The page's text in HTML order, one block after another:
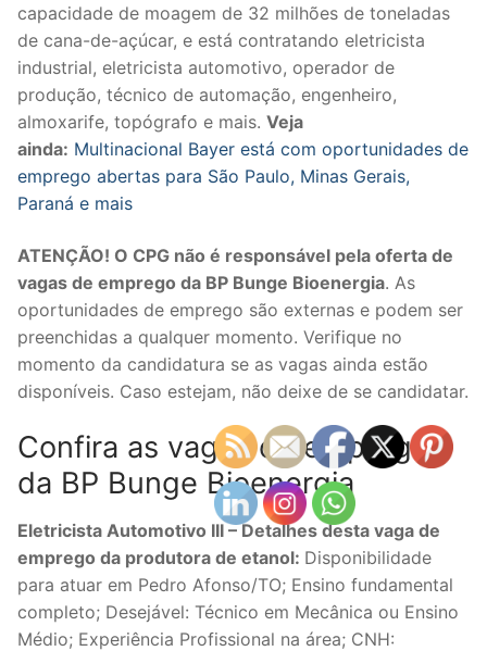
capacidade de moagem de 32 milhões de toneladas
de cana-de-açúcar, e está contratando eletricista
industrial, eletricista automotivo, operador de
produção, técnico de automação, engenheiro,
almoxarife, topógrafo e mais. Veja
ainda: Multinacional Bayer está com oportunidades de
emprego abertas para São Paulo, Minas Gerais,
Paraná e mais
ATENÇÃO! O CPG não é responsável pela oferta de
vagas de emprego da BP Bunge Bioenergia. As
oportunidades de emprego são externas e podem ser
preenchidas a qualquer momento. Verifique no
momento da candidatura se as vagas ainda estão
disponíveis. Caso estejam, não deixe de se candidatar.
Confira as vagas de emprego
da BP Bunge Bioenergia
Eletricista Automotivo III – Detalhes desta vaga de
emprego da produtora de etanol: Disponibilidade
para atuar em Pedro Afonso/TO; Ensino fundamental
completo; Desejável: Técnico em Mecânica ou Ensino
Médio; Experiência Profissional na área; CNH: